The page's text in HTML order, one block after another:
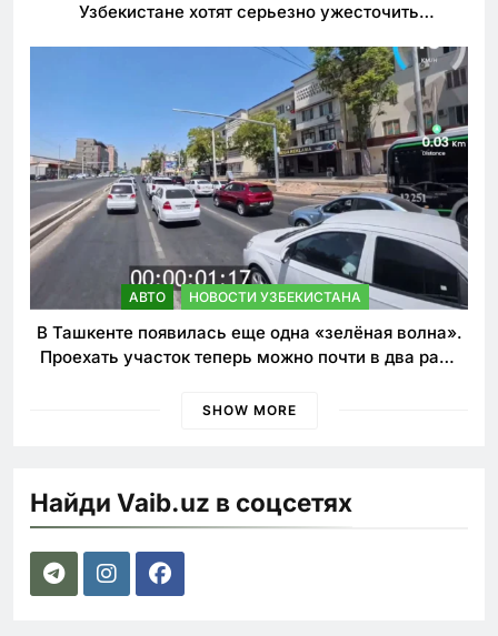
Узбекистане хотят серьезно ужесточить
АВТО НОВОСТИ УЗБЕКИСТАНА
В Ташкенте появилась еще одна «зелёная волна».
Проехать участок теперь можно почти в два раза
SHOW MORE
Найди Vaib.uz в соцсетях